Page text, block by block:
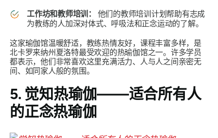
工作坊和教师培训：
他们的教师培训计划帮助有志成
为教练的人加深对体式、呼吸法和正念运动的了解。
这家瑜伽馆温暖舒适，教练热情友好，课程丰富多样，是
北卡罗来纳州夏洛特最受欢迎的热瑜伽馆之一。许多学员
都表示，他们非常喜欢这里充满活力、人与人之间亲密无
间、如同家人般的氛围。
5. 觉知热瑜伽——适合所有人
的正念热瑜伽